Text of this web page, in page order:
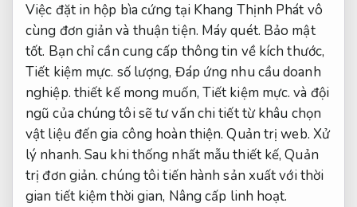
Việc đặt in hộp bìa cứng tại Khang Thịnh Phát vô
cùng đơn giản và thuận tiện. Máy quét. Bảo mật
tốt. Bạn chỉ cần cung cấp thông tin về kích thước,
Tiết kiệm mực. số lượng, Đáp ứng nhu cầu doanh
nghiệp. thiết kế mong muốn, Tiết kiệm mực. và đội
ngũ của chúng tôi sẽ tư vấn chi tiết từ khâu chọn
vật liệu đến gia công hoàn thiện.Quản trị web. Xử
lý nhanh. Sau khi thống nhất mẫu thiết kế,Quản
trị đơn giản. chúng tôi tiến hành sản xuất với thời
gian tiết kiệm thời gian, Nâng cấp linh hoạt.